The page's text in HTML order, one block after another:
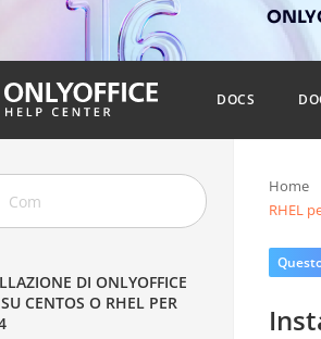
DOCS
DI ONLYOFFICE
CENTOS O RHEL PER
Home
RHEL